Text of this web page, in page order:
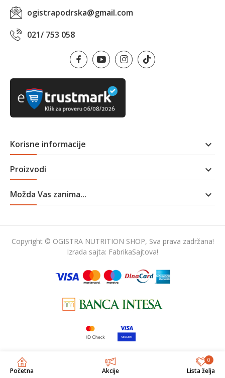
Početna Akcije
0
Lista želja
ogistrapodrska@gmail.com
021/ 753 058
Korisne informacije 
Proizvodi 
Možda Vas zanima... 
Copyright © OGISTRA NUTRITION SHOP, Sva prava zadržana!
Izrada sajta: FabrikaSajtova!